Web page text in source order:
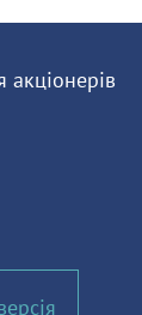
акціонерів